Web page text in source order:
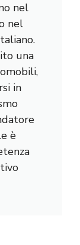
nel
nel
una
in
è